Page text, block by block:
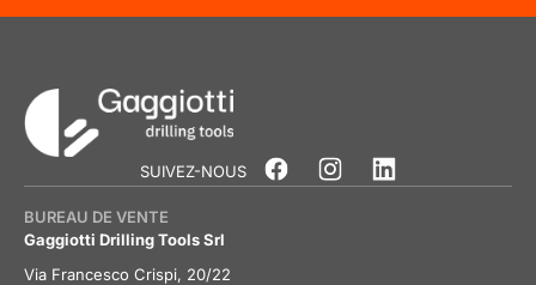
SUIVEZ-NOUS
BUREAU DE VENTE
Gaggiotti Drilling Tools Srl
Via Francesco Crispi, 20/22